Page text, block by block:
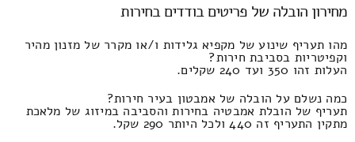
מחירון הובלה של פריטים בודדים בחירות
מהו תעריף שינוע של מקפיא גלידות ו/או מקרר של מזנון מהיר
וקפיטריות בסביבת חירות?
העלות זהו 350 ועד 240 שקלים.
כמה נשלם על הובלה של אמבטון בעיר חירות?
תעריף של הובלת אמבטיה בחירות והסביבה במיזוג של מלאכת
מתקין התעריף זה 440 ולכל היותר 290 שקל.